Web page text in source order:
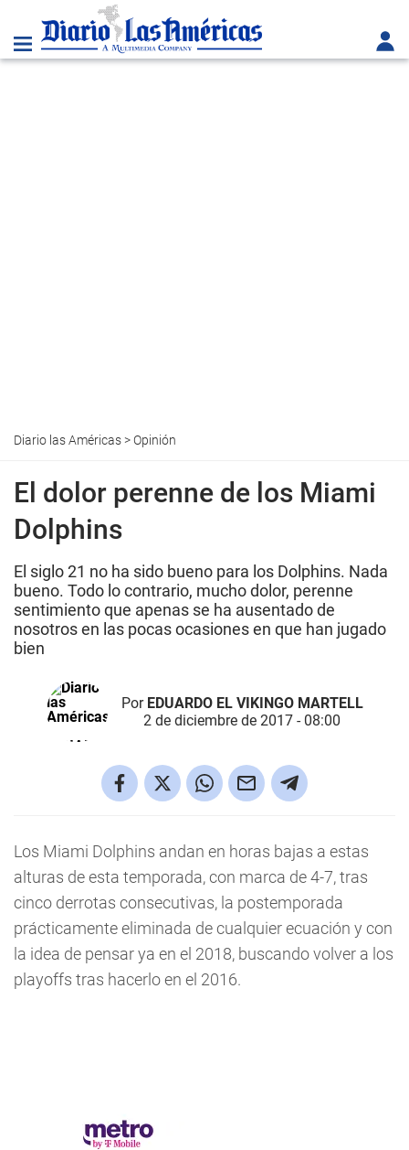
Diario las Américas>Opinión
El dolor perenne de los Miami
Dolphins
El siglo 21 no ha sido bueno para los Dolphins. Nada
bueno. Todo lo contrario, mucho dolor, perenne
sentimiento que apenas se ha ausentado de
nosotros en las pocas ocasiones en que han jugado
bien
Por EDUARDO EL VIKINGO MARTELL
2 de diciembre de 2017 - 08:00
Los Miami Dolphins andan en horas bajas a estas
alturas de esta temporada, con marca de 4-7, tras
cinco derrotas consecutivas, la postemporada
prácticamente eliminada de cualquier ecuación y con
la idea de pensar ya en el 2018, buscando volver a los
playoffs tras hacerlo en el 2016.